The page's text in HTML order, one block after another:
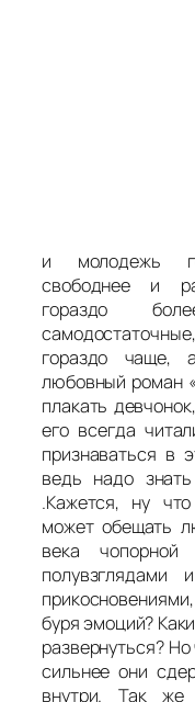
и молодежь
свободнее и
гораздо
гораздо чаще,
любовный роман
плакать
его всегда
признаваться в
ведь надо
.Кажется, ну
может обещать
века
полувзглядами
буря эмоций?
развернуться?
сильнее они
внутри. Так